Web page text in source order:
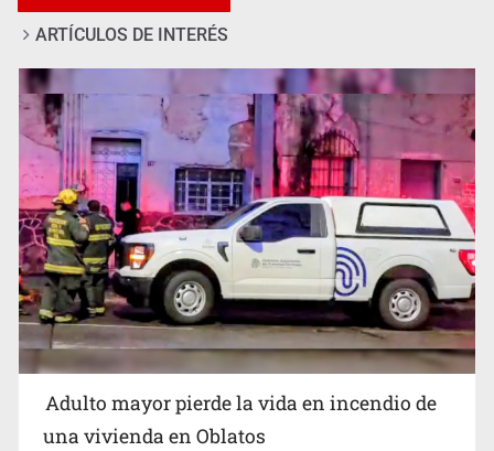
Anuncian refuerzo de seguridad en Michoacán para
reactivar exportación de aguacate
ARTÍCULOS DE INTERÉS
Adulto mayor pierde la vida en incendio de
una vivienda en Oblatos